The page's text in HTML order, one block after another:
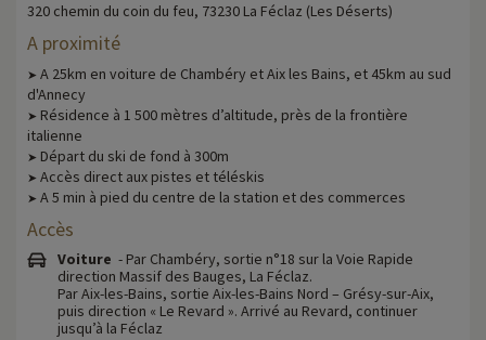
320 chemin du coin du feu, 73230 La Féclaz (Les Déserts)
A proximité
➤ A 25km en voiture de Chambéry et Aix les Bains, et 45km au sud
d'Annecy
➤ Résidence à 1 500 mètres d’altitude, près de la frontière
italienne
➤ Départ du ski de fond à 300m
➤ Accès direct aux pistes et téléskis
➤ A 5 min à pied du centre de la station et des commerces
Accès
Voiture - Par Chambéry, sortie n°18 sur la Voie Rapide
direction Massif des Bauges, La Féclaz.
Par Aix-les-Bains, sortie Aix-les-Bains Nord – Grésy-sur-Aix,
puis direction « Le Revard ». Arrivé au Revard, continuer
jusqu’à la Féclaz